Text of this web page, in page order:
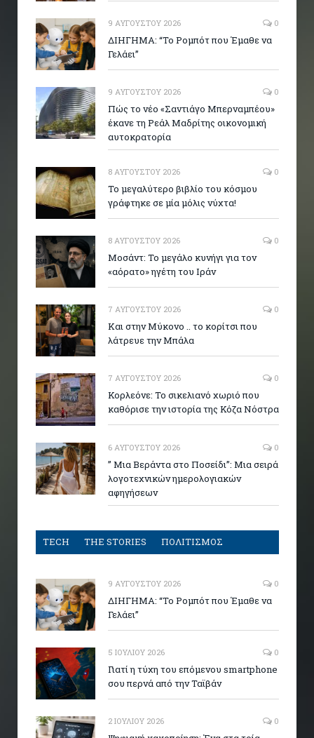
9 ΑΥΓΟΎΣΤΟΥ 2026 0
ΔΙΗΓΗΜΑ: “Το Ρομπότ που Έμαθε να
Γελάει”
9 ΑΥΓΟΎΣΤΟΥ 2026 0
Πώς το νέο «Σαντιάγο Μπερναμπέου»
έκανε τη Ρεάλ Μαδρίτης οικονομική
αυτοκρατορία
8 ΑΥΓΟΎΣΤΟΥ 2026 0
Το μεγαλύτερο βιβλίο του κόσμου
γράφτηκε σε μία μόλις νύχτα!
8 ΑΥΓΟΎΣΤΟΥ 2026 0
Μοσάντ: Το μεγάλο κυνήγι για τον
«αόρατο» ηγέτη του Ιράν
7 ΑΥΓΟΎΣΤΟΥ 2026 0
Και στην Μύκονο .. το κορίτσι που
λάτρευε την Μπάλα
7 ΑΥΓΟΎΣΤΟΥ 2026 0
Κορλεόνε: Το σικελιανό χωριό που
καθόρισε την ιστορία της Κόζα Νόστρα
6 ΑΥΓΟΎΣΤΟΥ 2026 0
” Μια Βεράντα στο Ποσείδι”: Μια σειρά
λογοτεχνικών ημερολογιακών
αφηγήσεων
TECH THE STORIES ΠΟΛΙΤΙΣΜΟΣ
9 ΑΥΓΟΎΣΤΟΥ 2026 0
ΔΙΗΓΗΜΑ: “Το Ρομπότ που Έμαθε να
Γελάει”
5 ΙΟΥΛΊΟΥ 2026 0
Γιατί η τύχη του επόμενου smartphone
σου περνά από την Ταϊβάν
2 ΙΟΥΛΊΟΥ 2026 0